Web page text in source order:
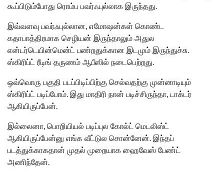
கூப்பிடும்போது ரொம்ப பவர்ஃபுல்லாக இருந்தது.
இவ்வளவு பவர்ஃபுல்லான, எமோஷன்கள் கொண்ட
கதாபாத்திரமாக செழியன் இருந்தாலும் அதுல
என்டர்டெயின்மென்ட் பண்றதுக்கான இடமும் இருந்துச்சு.
ஸ்கிரிப்ட் ரீடிங் தருணம் ஆபீஸில் நடைபெற்றது.
ஒவ்வொரு பகுதி படப்பிடிப்பிற்கு செல்வதற்கு முன்னாடியும்
ஸ்கிரிப்ட் படிப்போம். இது மாதிரி நான் படிச்சிருந்தா, டாக்டர்
ஆகியிருப்பேன்.
இல்லைனா, பொறியியல் படிப்புல கோல்ட் மெடலிஸ்ட்
ஆகியிருப்பேன்னு எங்க வீட்டுல சொன்னேன். இந்தப்
படத்துக்காகதான் முதல் முறையாக ஹைவேஸ் பேண்ட்
அணிந்தேன்.